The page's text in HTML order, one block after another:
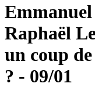
Raphaël
un coup
? - 09/01